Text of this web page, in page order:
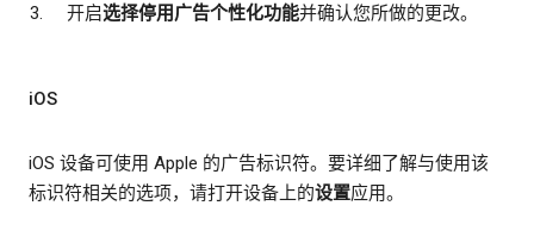
开启选择停用广告个性化功能并确认您所做的更改。
iOS
iOS 设备可使用 Apple 的广告标识符。要详细了解与使用该
标识符相关的选项，请打开设备上的设置应用。